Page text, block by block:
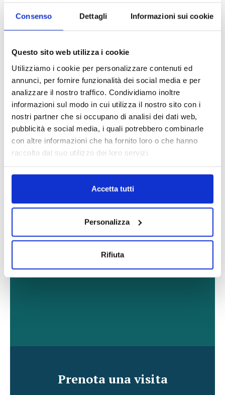
Consenso Dettagli Informazioni sui cookie
Questo sito web utilizza i cookie
Utilizziamo i cookie per personalizzare contenuti ed
annunci, per fornire funzionalità dei social media e per
analizzare il nostro traffico. Condividiamo inoltre
informazioni sul modo in cui utilizza il nostro sito con i
nostri partner che si occupano di analisi dei dati web,
pubblicità e social media, i quali potrebbero combinarle
con altre informazioni che ha fornito loro o che hanno
raccolto dal suo utilizzo dei loro servizi.
Accetta tutti
Personalizza
Rifiuta
Prenota una visita